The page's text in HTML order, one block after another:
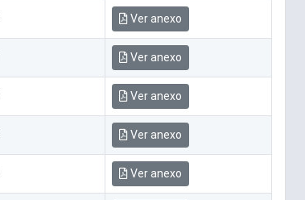
Ver anexo
Ver anexo
Ver anexo
Ver anexo
Ver anexo